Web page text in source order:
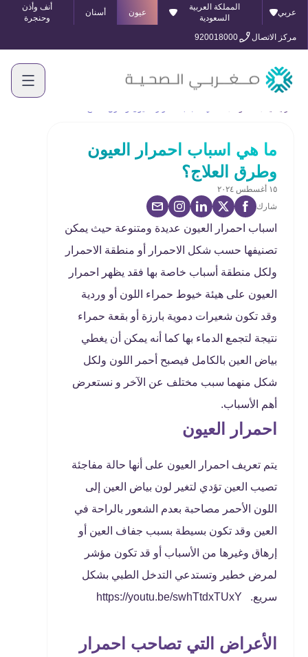
عربي
المملكة العربية
السعودية
عيون أسنان
أنف وأذن
وحنجرة
مركز الاتصال
920018000
ما هي اسباب احمرار العيون
وطرق العلاج؟
١٥ أغسطس ٢٠٢٤
شارك
اسباب احمرار العيون عديدة ومتنوعة حيث يمكن
تصنيفها حسب شكل الاحمرار أو منطقة الاحمرار
ولكل منطقة أسباب خاصة بها فقد يظهر احمرار
العيون على هيئة خيوط حمراء اللون أو وردية
وقد تكون شعيرات دموية بارزة أو بقعة حمراء
نتيجة لتجمع الدماء بها كما أنه يمكن أن يغطي
بياض العين بالكامل فيصبح أحمر اللون ولكل
شكل منهما سبب مختلف عن الآخر و نستعرض
أهم الأسباب.
احمرار العيون
يتم تعريف احمرار العيون على أنها حالة مفاجئة
تصيب العين تؤدي لتغير لون بياض العين إلى
اللون الأحمر مصاحبة بعدم الشعور بالراحة في
العين وقد تكون بسيطة بسبب جفاف العين أو
إرهاق وغيرها من الأسباب أو قد تكون مؤشر
لمرض خطير وتستدعي التدخل الطبي بشكل
سريع. https://youtu.be/swhTtdxTUxY
الأعراض التي تصاحب احمرار